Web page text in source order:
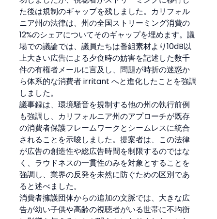
た後は規制のギャップを残しました。カリフォル
ニア州の法律は、州の全国ストリーミング消費の
12%のシェアについてそのギャップを埋めます。議
場での議論では、議員たちは番組素材より10dB以
上大きい広告による夕食時の妨害を記述した数千
件の有権者メールに言及し、問題が時折の迷惑か
ら体系的な消費者 irritant へと進化したことを強調
しました。
議事録は、環境騒音を規制する他の州の執行前例
も強調し、カリフォルニア州のアプローチが既存
の消費者保護フレームワークとシームレスに統合
されることを示唆しました。提案者は、この法律
が広告の創造性や総広告時間を制限するのではな
く、ラウドネスの一貫性のみを対象とすることを
強調し、業界の反発を未然に防ぐための区別であ
ると述べました。
消費者擁護団体からの追加の文脈では、大きな広
告が幼い子供や高齢の視聴者がいる世帯に不均衡